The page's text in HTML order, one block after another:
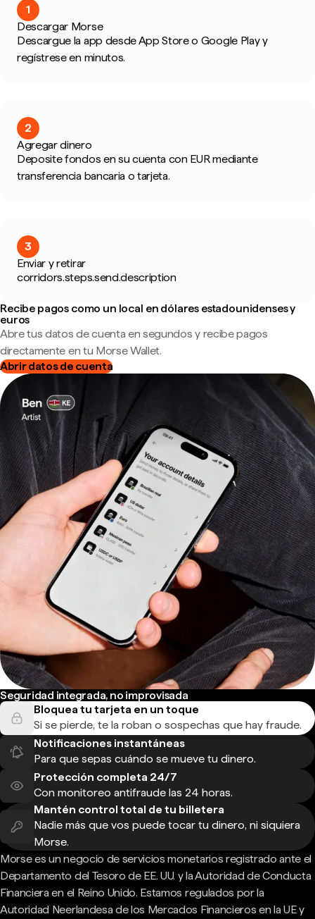
1
Descargar Morse
Descargue la app desde App Store o Google Play y
regístrese en minutos.
2
Agregar dinero
Deposite fondos en su cuenta con EUR mediante
transferencia bancaria o tarjeta.
3
Enviar y retirar
corridors.steps.send.description
Recibe pagos como un local en dólares estadounidenses y
euros
Abre tus datos de cuenta en segundos y recibe pagos
directamente en tu Morse Wallet.
Abrir datos de cuenta
Seguridad integrada, no improvisada
Bloquea tu tarjeta en un toque
Si se pierde, te la roban o sospechas que hay fraude.
Notificaciones instantáneas
Para que sepas cuándo se mueve tu dinero.
Protección completa 24/7
Con monitoreo antifraude las 24 horas.
Mantén control total de tu billetera
Nadie más que vos puede tocar tu dinero, ni siquiera
Morse.
Morse es un negocio de servicios monetarios registrado ante el
Departamento del Tesoro de EE. UU. y la Autoridad de Conducta
Financiera en el Reino Unido. Estamos regulados por la
Autoridad Neerlandesa de los Mercados Financieros en la UE y